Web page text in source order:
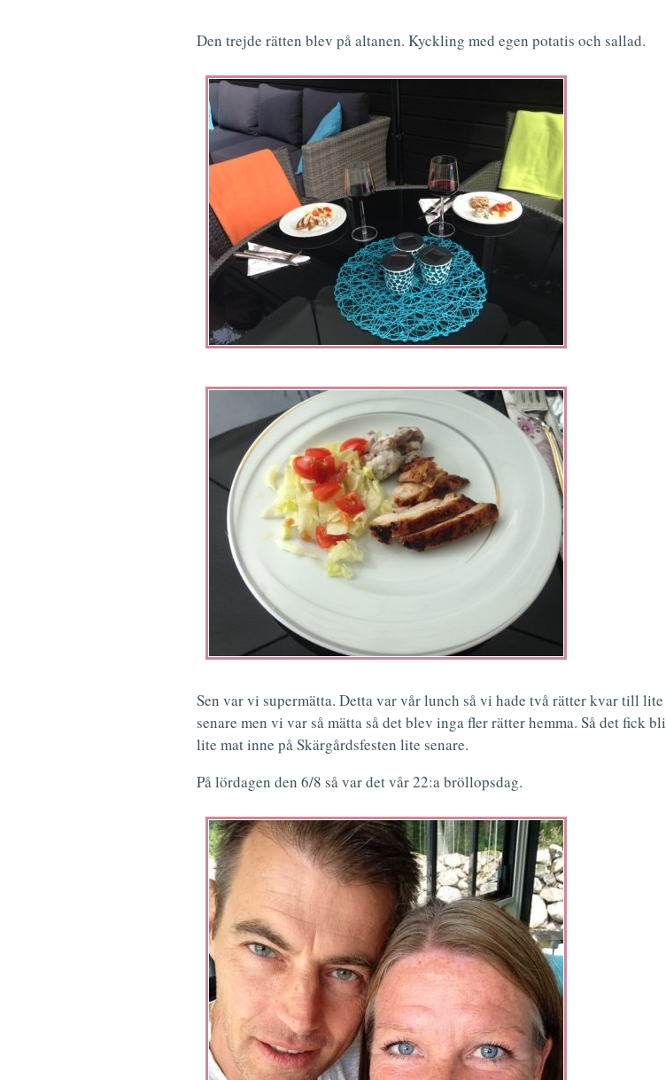
Den trejde rätten blev på altanen. Kyckling med egen potatis och sallad.
Sen var vi supermätta. Detta var vår lunch så vi hade två rätter kvar till lite
senare men vi var så mätta så det blev inga fler rätter hemma. Så det fick bli
lite mat inne på Skärgårdsfesten lite senare.
På lördagen den 6/8 så var det vår 22:a bröllopsdag.